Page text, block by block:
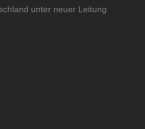
unter neuer Leitung